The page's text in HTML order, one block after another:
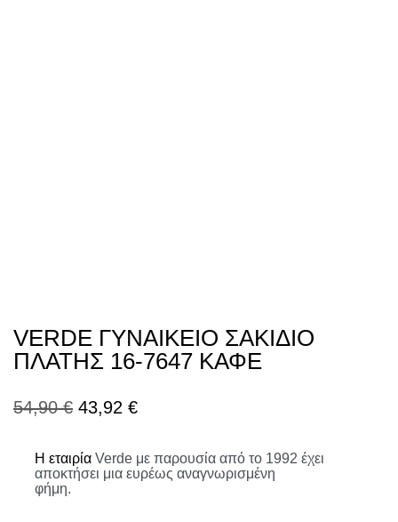
VERDE ΓΥΝΑΙΚΕΙO ΣΑΚΙΔΙΟ
ΠΛΑΤΗΣ 16-7647 ΚΑΦΕ
54,90€ Original
was:
43,92 €Η
τιμή
Η εταιρία Verde με παρουσία από το 1992 έχει
αποκτήσει μια ευρέως αναγνωρισμένη
φήμη.